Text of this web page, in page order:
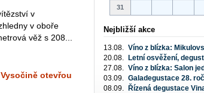
v
v oboře
věž s 208...
otevřou
31
Nejbližší akce
13.08. Víno z blízka:
20.08.
Letní osvěžení,
27.08. Víno z blízka: Salon
03.09. Galadegustace 28.
08.09.
Řízená degustace